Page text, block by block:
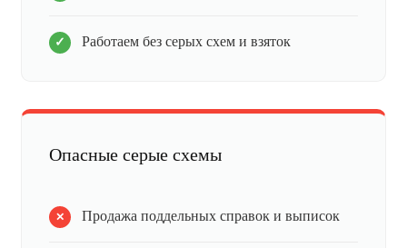
Работаем без серых схем и взяток
Опасные серые схемы
Продажа поддельных справок и выписок